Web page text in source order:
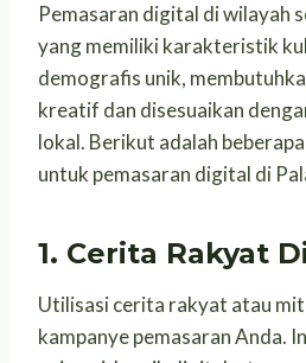
Pemasaran digital di wilayah
yang memiliki karakteristik
demografis unik,
kreatif dan disesuaikan
lokal. Berikut adalah
untuk pemasaran digital di
1. Cerita Rakyat
Utilisasi cerita rakyat atau
kampanye pemasaran Anda.